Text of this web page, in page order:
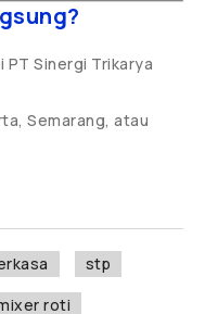
PT Sinergi Trikarya
Semarang, atau
stp
roti